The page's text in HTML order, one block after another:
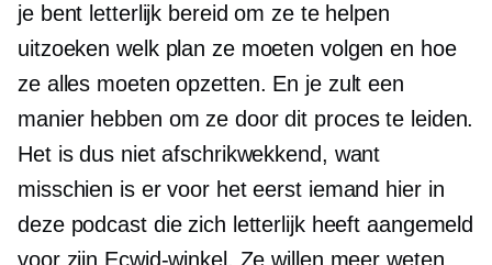
je bent letterlijk bereid om ze te helpen
uitzoeken welk plan ze moeten volgen en hoe
ze alles moeten opzetten. En je zult een
manier hebben om ze door dit proces te leiden.
Het is dus niet afschrikwekkend, want
misschien is er voor het eerst iemand hier in
deze podcast die zich letterlijk heeft aangemeld
voor zijn Ecwid-winkel. Ze willen meer weten